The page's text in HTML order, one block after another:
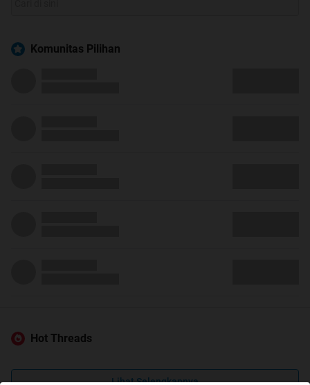
Komunitas Pilihan
Hot Threads
Lihat Selengkapnya